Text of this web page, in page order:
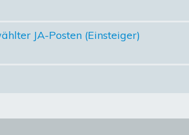
JA-Posten (Einsteiger)